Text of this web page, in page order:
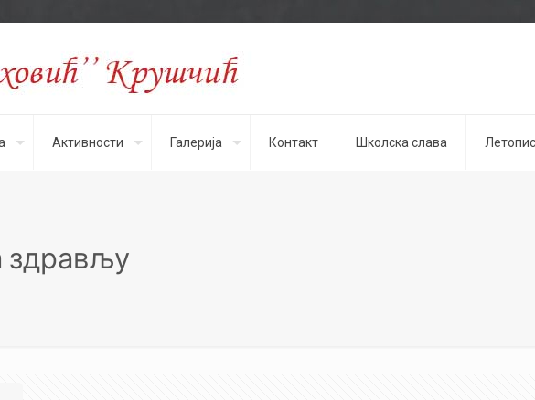
Активности Галерија Контакт Школска слава Летопис
здрављу